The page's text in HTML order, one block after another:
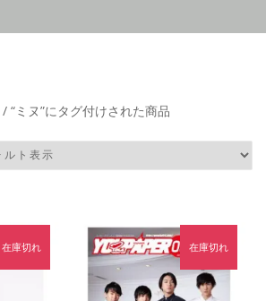
/ “ミヌ”にタグ付けされた商品
在庫切れ 在庫切れ